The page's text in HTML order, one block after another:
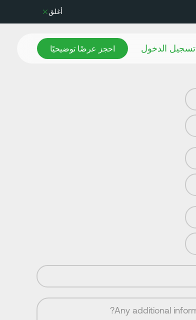
أغلق
تسجيل الدخول احجز عرضًا توضيحيًا
احجز عرضًا توضيحيًا